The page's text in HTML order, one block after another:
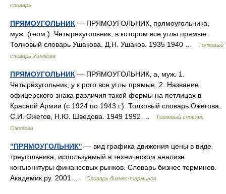
словарь
ПРЯМОУГОЛЬНИК — ПРЯМОУГОЛЬНИК, прямоугольника,
муж. (геом.). Четырехугольник, в котором все углы прямые.
Толковый словарь Ушакова. Д.Н. Ушаков. 1935 1940 …
Толковый
словарь Ушакова
ПРЯМОУГОЛЬНИК — ПРЯМОУГОЛЬНИК, а, муж. 1.
Четырёхугольник, у к рого все углы прямые. 2. Название
офицерского знака различия такой формы на петлицах в
Красной Армии (с 1924 по 1943 г.). Толковый словарь Ожегова.
С.И. Ожегов, Н.Ю. Шведова. 1949 1992 …
Толковый словарь
Ожегова
"ПРЯМОУГОЛЬНИК" — вид графика движения цены в виде
треугольника, используемый в техническом анализе
конъюнктуры финансовых рынков. Словарь бизнес терминов.
Академик.ру. 2001 …
Словарь бизнес-терминов